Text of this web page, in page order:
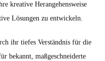
kreative Herangehensweise
Lösungen zu entwickeln.
ihr tiefes Verständnis für die
bekannt, maßgeschneiderte